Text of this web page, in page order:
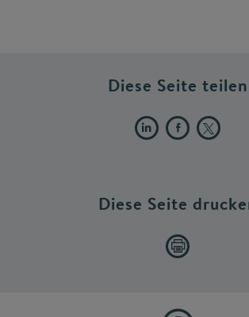
Diese Seite teilen
Diese Seite